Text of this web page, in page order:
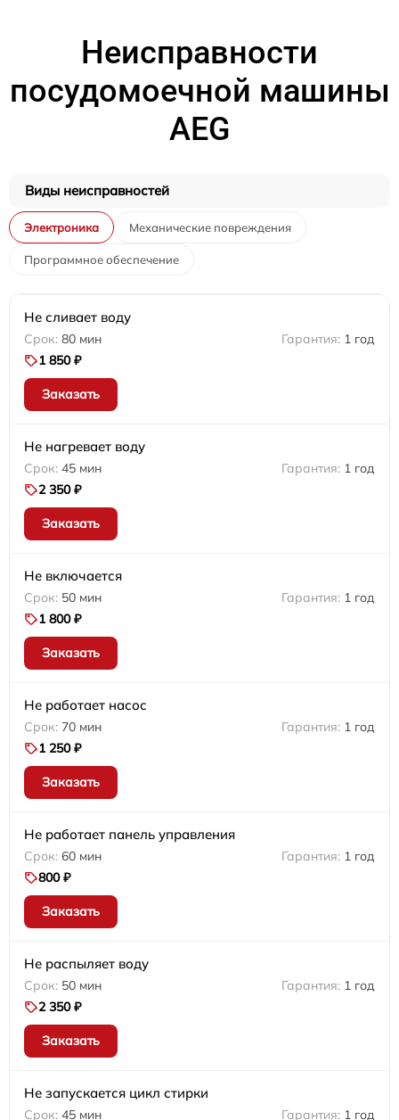
Неисправности
посудомоечной машины
AEG
Виды неисправностей
Электроника Механические повреждения
Программное обеспечение
Не сливает воду
80 мин
1 год
1 850 ₽
Заказать
Не нагревает воду
45 мин
1 год
2 350 ₽
Заказать
Не включается
50 мин
1 год
1 800 ₽
Заказать
Не работает насос
70 мин
1 год
1 250 ₽
Заказать
Не работает панель управления
60 мин
1 год
800 ₽
Заказать
Не распыляет воду
50 мин
1 год
2 350 ₽
Заказать
Не запускается цикл стирки
45 мин
1 год